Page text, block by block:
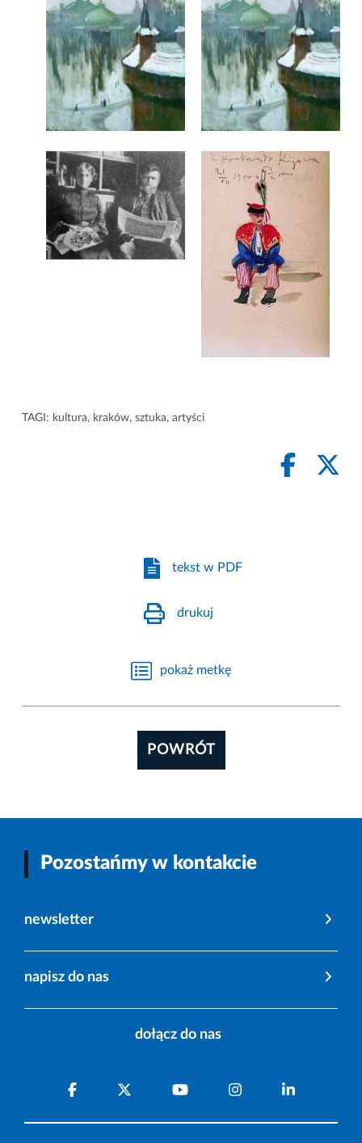
TAGI: kultura, kraków, sztuka, artyści
tekst w PDF
drukuj
pokaż metkę
POWRÓT
Pozostańmy w kontakcie
newsletter
napisz do nas
dołącz do nas